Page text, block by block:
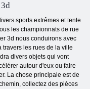
sports extrêmes et tente
les championnats de rue
3d nous conduirons avec
travers les rues de la ville
divers objets qui vont
autour d'eux ou faire
La chose principale est de
collectez des pièces